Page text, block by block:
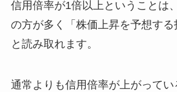
信用倍率が1倍以上ということは
の方が多く「株価上昇を予想する
と読み取れます。
通常よりも信用倍率が上がって